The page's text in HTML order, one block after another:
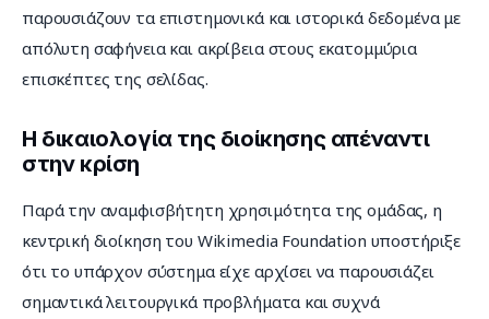
παρουσιάζουν τα επιστημονικά και ιστορικά δεδομένα με
απόλυτη σαφήνεια και ακρίβεια στους εκατομμύρια
επισκέπτες της σελίδας.
Η δικαιολογία της διοίκησης απέναντι
στην κρίση
Παρά την αναμφισβήτητη χρησιμότητα της ομάδας, η
κεντρική διοίκηση του Wikimedia Foundation υποστήριξε
ότι το υπάρχον σύστημα είχε αρχίσει να παρουσιάζει
σημαντικά λειτουργικά προβλήματα και συχνά